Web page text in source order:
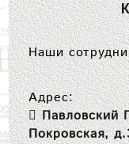
Наши
Адрес:
Павловский
Покровская,